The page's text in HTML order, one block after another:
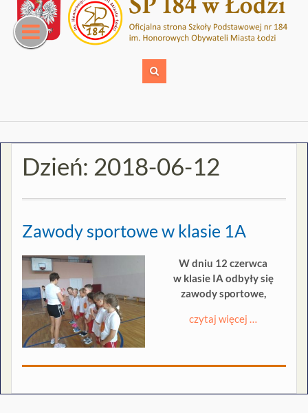
content
Dzień: 2018-06-12
Zawody sportowe w klasie 1A
W dniu 12 czerwca
w klasie IA odbyły się
zawody sportowe,
czytaj więcej …